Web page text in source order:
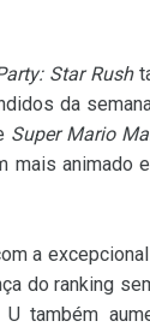
Star Rush
da
Super Mario
mais animado
a
do ranking
também